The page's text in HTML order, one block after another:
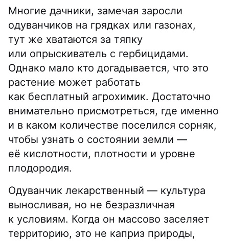
Многие дачники, замечая заросли
одуванчиков на грядках или газонах,
тут же хватаются за тяпку
или опрыскиватель с гербицидами.
Однако мало кто догадывается, что это
растение может работать
как бесплатный агрохимик. Достаточно
внимательно присмотреться, где именно
и в каком количестве поселился сорняк,
чтобы узнать о состоянии земли —
её кислотности, плотности и уровне
плодородия.
Одуванчик лекарственный — культура
выносливая, но не безразличная
к условиям. Когда он массово заселяет
территорию, это не каприз природы,